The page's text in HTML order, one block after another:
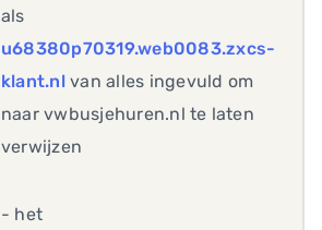
als
u68380p70319.web0083.zxcs-
klant.nlvan alles ingevuld om
naar vwbusjehuren.nl te laten
verwijzen
- het